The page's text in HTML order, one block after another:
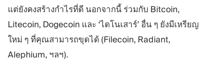
แต่ยังคงสร้างกำไรที่ดี นอกจากนี้ ร่วมกับ Bitcoin,
Litecoin, Dogecoin และ ‘ไดโนเสาร์’ อื่น ๆ ยังมีเหรียญ
ใหม่ ๆ ที่คุณสามารถขุดได้ (Filecoin, Radiant,
Alephium, ฯลฯ).